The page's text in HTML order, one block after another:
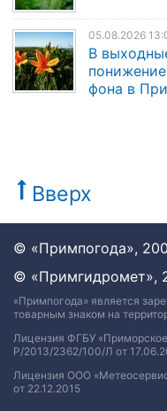
05.08.2026
В
фона в
Вверх
© «Примпогода»,
© «Примгидромет»,
«Примпогода» является
товарным знаком на
Лицензия ФГБУ
Р/2013/2362/100/Л от
Лицензия ООО
от 22.12.2015